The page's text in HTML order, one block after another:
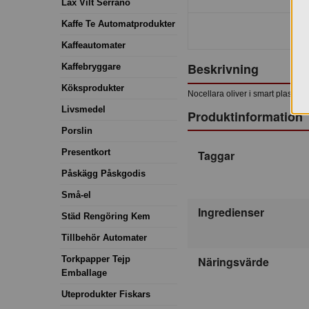
Lax Vilt Serrano
Kaffe Te Automatprodukter
Kaffeautomater
Kaffebryggare
Köksprodukter
Livsmedel
Porslin
Presentkort
Påskägg Påskgodis
Små-el
Städ Rengöring Kem
Tillbehör Automater
Torkpapper Tejp
Emballage
Uteprodukter Fiskars
Beskrivning
Nocellara oliver i smart
Produktinformation
Taggar
Ingredienser
Näringsvärde